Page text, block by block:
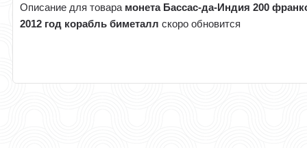
Описание для товара монета Бассас-да-Индия 200
2012 год корабль биметалл скоро обновится